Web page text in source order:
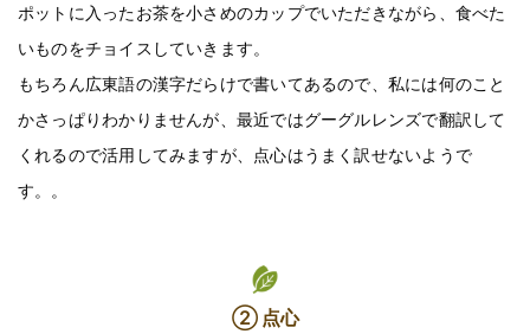
ポットに入ったお茶を小さめのカップでいただきながら、食べた
いものをチョイスしていきます。
もちろん広東語の漢字だらけで書いてあるので、私には何のこと
かさっぱりわかりませんが、最近ではグーグルレンズで翻訳して
くれるので活用してみますが、点心はうまく訳せないようで
す。。
② 点心